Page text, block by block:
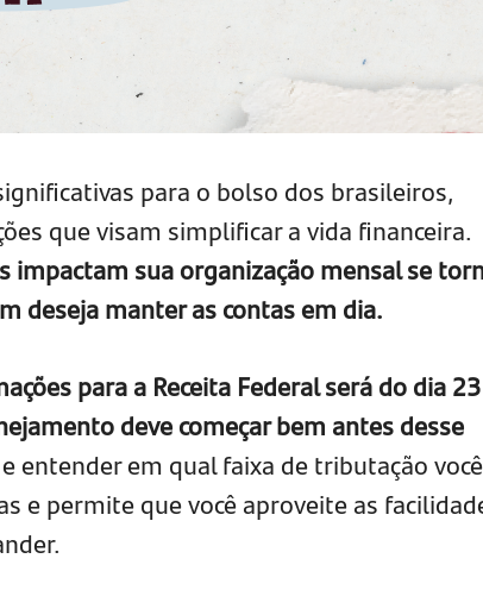
para o bolso dos brasileiros,
que visam simplificar a vida financeira.
impactam sua organização mensal se
deseja manter as contas em dia.
para a Receita Federal será do dia
deve começar bem antes desse
entender em qual faixa de tributação
e permite que você aproveite as